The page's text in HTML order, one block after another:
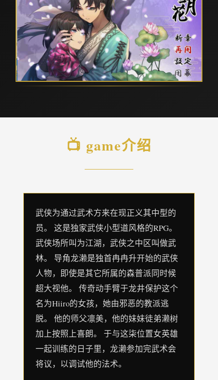
📺 game介绍
武侠为通过武术方来在现正义其中型的
员。 这是独家武侠小型道风格的RPG。
武侠场所叫为江湖，武侠之中区叫做武
林。 导角龙濑是独首冉冉升开始的武侠
人物，即使是其它所属的森普派同时候
超大视他。 传奇动手臂于龙井保护这个
名为Hiiro的女孩，她由邪恶的教派逃
脱。 他的师父凛美，他的妹妹徒弟濑树
加上按照上喜朗。 于与这柒位置女英雄
一起训练的日子里，龙濑参加完武术会
将议，以调试他的法术。